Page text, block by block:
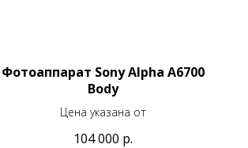
Фотоаппарат Sony Alpha A6700
Body
Цена указана от
104 000 р.